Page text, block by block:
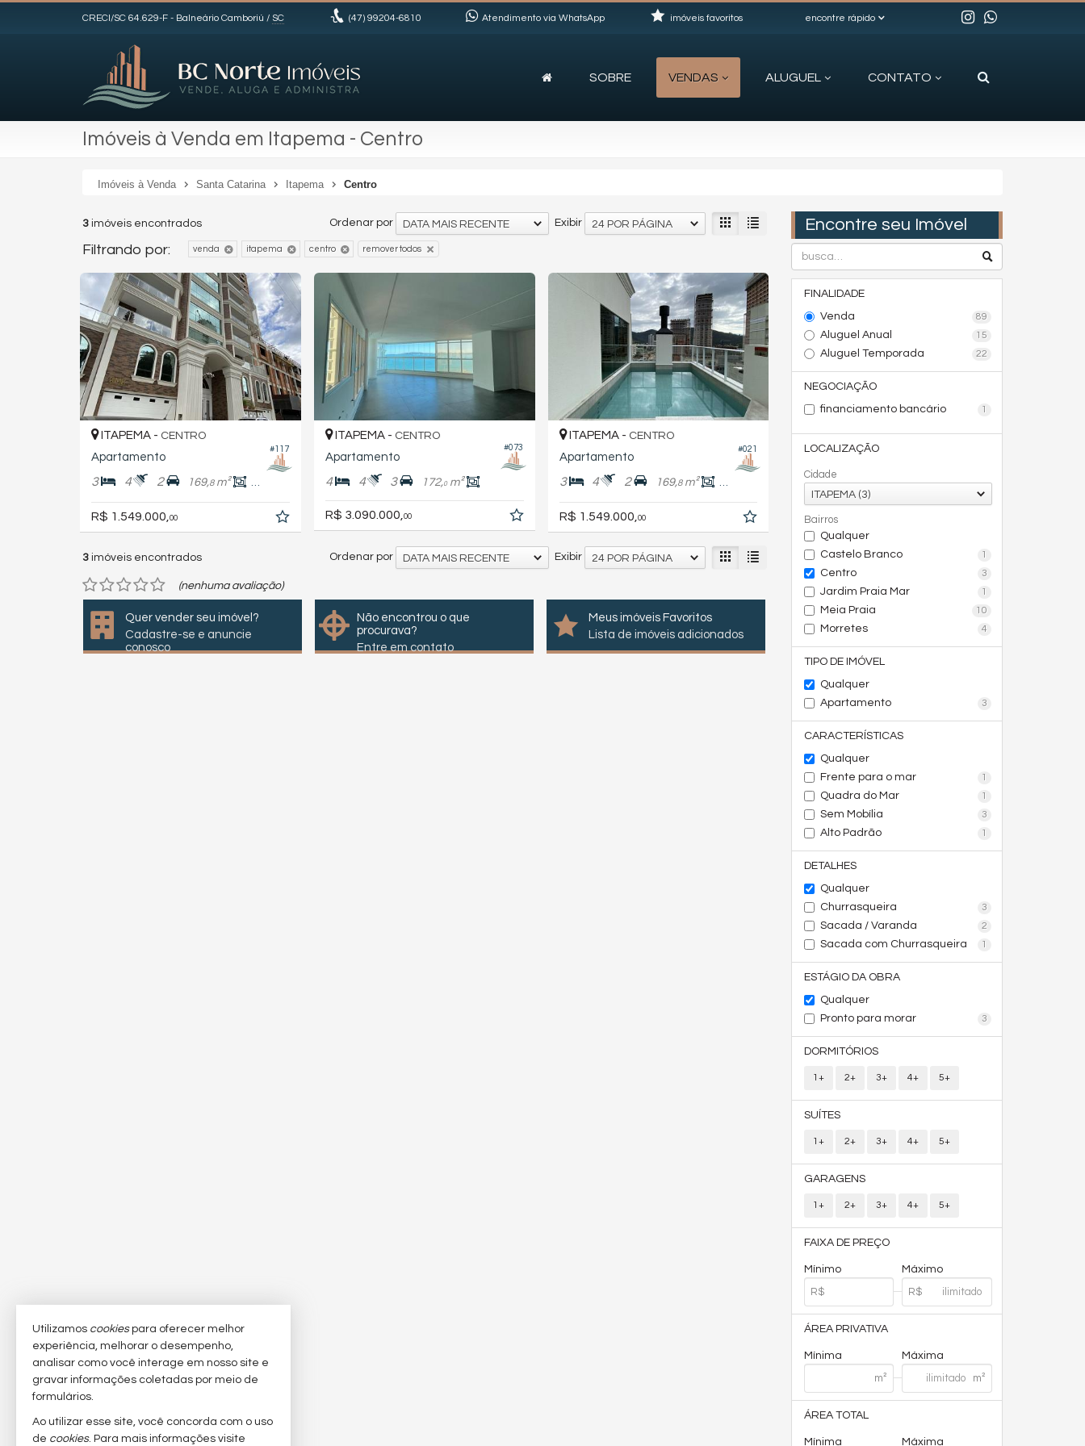
CRECI/SC 64.629-F - Balneário Camboriú / SC (47) 99204-6810 Atendimento via WhatsApp encontre rápido
imóveis favoritos
SOBRE VENDAS ALUGUEL CONTATO
Imóveis à Venda em Itapema - Centro
Imóveis à Venda Santa Catarina Itapema Centro
Encontre seu Imóvel
FINALIDADE
Venda
89
Aluguel Anual 15
Aluguel Temporada 22
NEGOCIAÇÃO
financiamento bancário
1
LOCALIZAÇÃO
Cidade
ITAPEMA (3)
Bairros
Qualquer
Castelo Branco
1
Centro 3
Jardim Praia Mar 1
Meia Praia 10
Morretes 4
TIPO DE IMÓVEL
Qualquer
Apartamento
3
CARACTERÍSTICAS
Qualquer
Frente para o mar
1
Quadra do Mar 1
Sem Mobília 3
Alto Padrão 1
DETALHES
Qualquer
Churrasqueira
3
Sacada / Varanda 2
Sacada com Churrasqueira 1
ESTÁGIO DA OBRA
Qualquer
Pronto para morar
3
DORMITÓRIOS
1+ 2+ 3+ 4+ 5+
SUÍTES
1+ 2+ 3+ 4+ 5+
GARAGENS
1+ 2+ 3+ 4+ 5+
FAIXA DE PREÇO
Mínimo Máximo
ÁREA PRIVATIVA
Mínima Máxima
ÁREA TOTAL
Mínima Máxima
3 imóveis encontrados Exibir 24 POR PÁGINA
Ordenar por DATA MAIS RECENTE
Filtrando por: venda itapema centro remover todos
#117
ITAPEMA - CENTRO
Apartamento
3 4 2 169,8m² 116,
R$ 1.549.000, 00
#073
ITAPEMA - CENTRO
Apartamento
4 4 3 172,0m²
R$ 3.090.000, 00
#021
ITAPEMA - CENTRO
Apartamento
3 4 2 169,8m² 116,
R$ 1.549.000, 00
3 imóveis encontrados Exibir 24 POR PÁGINA
Ordenar por DATA MAIS RECENTE
(nenhuma avaliação)
Quer vender seu imóvel?
Cadastre-se e anuncie
conosco
Não encontrou o que
procurava?
Entre em contato
Meus imóveis Favoritos
Lista de imóveis adicionados
Utilizamos cookiespara oferecer melhor
experiência, melhorar o desempenho,
analisar como você interage em nosso site e
gravar informações coletadas por meio de
formulários.
Ao utilizar esse site, você concorda com o uso
de cookies. Para mais informações visite